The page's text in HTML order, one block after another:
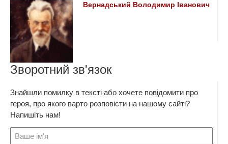
Вернадський Володимир Іванович
Зворотний зв'язок
Знайшли помилку в тексті або хочете повідомити про
героя, про якого варто розповісти на нашому сайті?
Напишіть нам!